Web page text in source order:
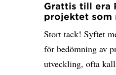
Grattis till era
projektet som
Stort tack! Syftet
för bedömning av
utveckling, ofta